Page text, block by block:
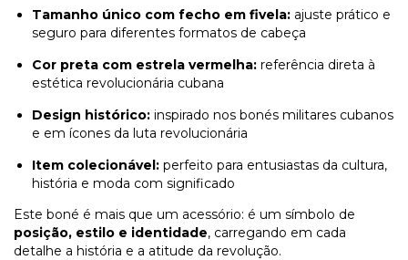
Tamanho único com fecho em fivela: ajuste prático e
seguro para diferentes formatos de cabeça
Cor preta com estrela vermelha: referência direta à
estética revolucionária cubana
Design histórico: inspirado nos bonés militares cubanos
e em ícones da luta revolucionária
Item colecionável: perfeito para entusiastas da cultura,
história e moda com significado
Este boné é mais que um acessório: é um símbolo de
posição, estilo e identidade, carregando em cada
detalhe a história e a atitude da revolução.